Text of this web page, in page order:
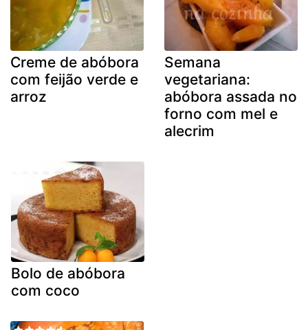
Creme de abóbora
com feijão verde e
arroz
Semana
vegetariana:
abóbora assada no
forno com mel e
alecrim
Bolo de abóbora
com coco